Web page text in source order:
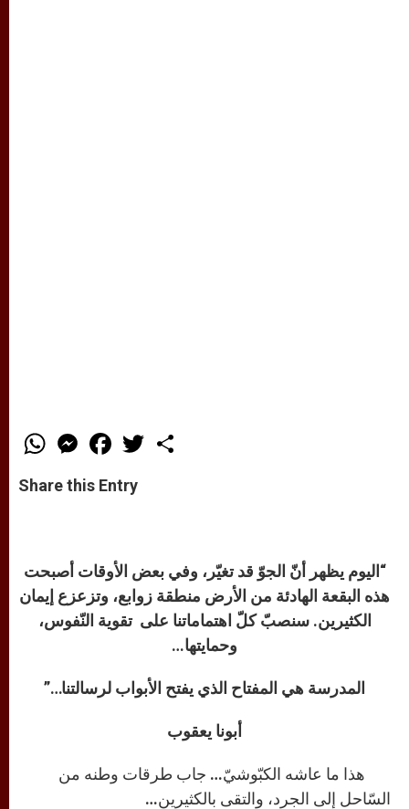
W
h
t
s
M
e
s
e
F
a
e
b
w
Share this Entry
“اليوم يظهر أنّ الجوّ قد تغيّر، وفي بعض الأوقات أصبحت
هذه البقعة الهادئة من الأرض منطقة زوابع، وتزعزع إيمان
الكثيرين. سنصبّ كلّ اهتماماتنا على تقوية النّفوس،
وحمايتها…
المدرسة هي المفتاح الذي يفتح الأبواب لرسالتنا…”
أبونا يعقوب
هذا ما عاشه الكبّوشيّ… جاب طرقات وطنه من
السّاحل إلى الجرد، والتقى بالكثيرين…